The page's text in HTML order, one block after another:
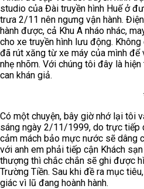
studio của Đài truyền hình Huế ở
trưa 2/11 nên ngưng vận hành.
hành được, cả Khu A nháo nhác,
cho xe truyền hình lưu động.
đã rút xăng từ xe máy của mình để
nhẹ nhõm. Với chúng tôi đây là
can khán giả.
Có một chuyện, bây giờ nhớ lại tôi
sáng ngày 2/11/1999, do trực tiếp
cảm mách bảo mực nước sẽ dâng
với anh em phải tiếp cận Khách
thượng thì chắc chắn sẽ ghi được
Trường Tiền. Sau khi đề ra mục
giác vì lũ đang hoành hành.